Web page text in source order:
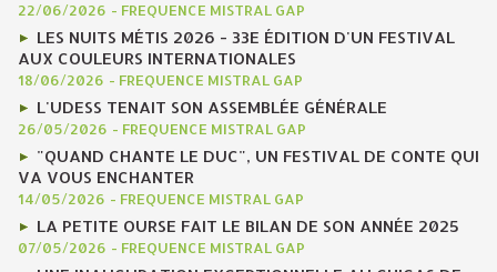
22/06/2026 - FREQUENCE MISTRAL GAP
LES NUITS MÉTIS 2026 - 33E ÉDITION D'UN FESTIVAL
AUX COULEURS INTERNATIONALES
18/06/2026 - FREQUENCE MISTRAL GAP
L'UDESS TENAIT SON ASSEMBLÉE GÉNÉRALE
26/05/2026 - FREQUENCE MISTRAL GAP
"QUAND CHANTE LE DUC", UN FESTIVAL DE CONTE QUI
VA VOUS ENCHANTER
14/05/2026 - FREQUENCE MISTRAL GAP
LA PETITE OURSE FAIT LE BILAN DE SON ANNÉE 2025
07/05/2026 - FREQUENCE MISTRAL GAP